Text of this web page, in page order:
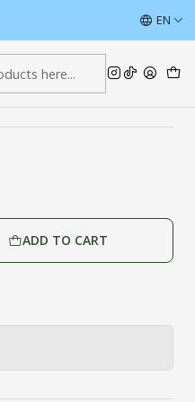
Read more
EN
ADD TO CART